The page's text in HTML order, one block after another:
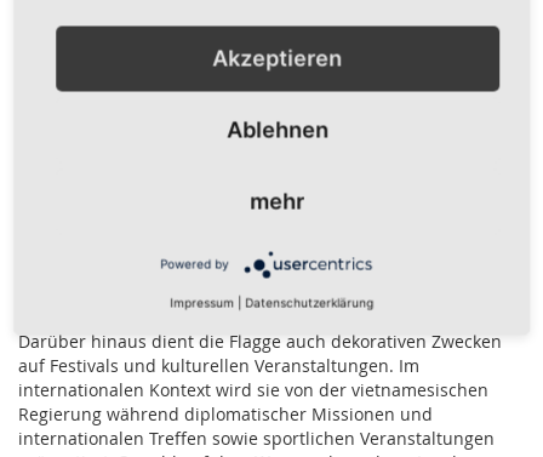
Nord- und Südvietnam im Jahr 1976 wurde die Flagge offiziell
zur Landesflagge erklärt und ist seitdem ein Symbol für die
kommunistische Führung und die neue Einheit des geteilten
Gebäuden und Schulen zu sehen und wird oft während
nationaler Feiertage wie dem Nationalfeiertag (2. September)
oder dem Tet-Fest (vietnamesisches Neujahr) gehisst.
Darüber hinaus dient die Flagge auch dekorativen Zwecken
auf Festivals und kulturellen Veranstaltungen. Im
internationalen Kontext wird sie von der vietnamesischen
Regierung während diplomatischer Missionen und
internationalen Treffen sowie sportlichen Veranstaltungen
Akzeptieren
Ablehnen
mehr
Powered by
Impressum Datenschutzerklärung